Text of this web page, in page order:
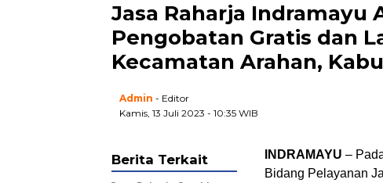
Jasa Raharja Indramayu
Pengobatan Gratis dan
Kecamatan Arahan,
Admin - Editor
Kamis, 13 Juli 2023 - 10:35 WIB
INDRAMAYU –
Bidang Pelayanan
Berita Terkait